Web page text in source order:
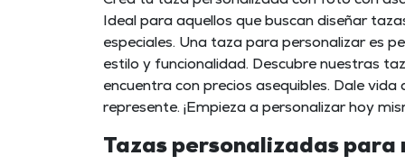
Ideal para aquellos que buscan diseñar
especiales. Una taza para personalizar es
estilo y funcionalidad. Descubre nuestras
encuentra con precios asequibles. Dale
represente. ¡Empieza a personalizar hoy
Tazas personalizadas